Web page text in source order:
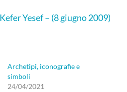
Yesef – (8 giugno 2009)
Archetipi, iconografie e
simboli
24/04/2021